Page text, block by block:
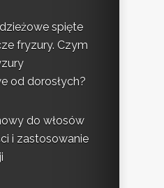
spięte
fryzury. Czym
od dorosłych?
do włosów
i zastosowanie